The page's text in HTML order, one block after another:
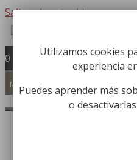
Saltar al contenido
0
Menú
Utilizamos cookies
experiencia
Puedes aprender más
o